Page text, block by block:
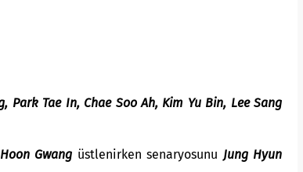
Park Tae In, Chae Soo Ah, Kim Yu Bin, Lee Sang
Gwang üstlenirken senaryosunu Jung Hyun